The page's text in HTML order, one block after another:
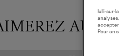
AUSSI
lulli-sur-
accepter
Pour en